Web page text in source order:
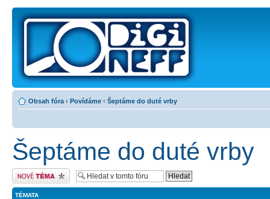
Obsah fóra ‹ Povídáme ‹ Šeptáme do duté vrby
Šeptáme do duté vrby
Odeslat nové téma
TÉMATA